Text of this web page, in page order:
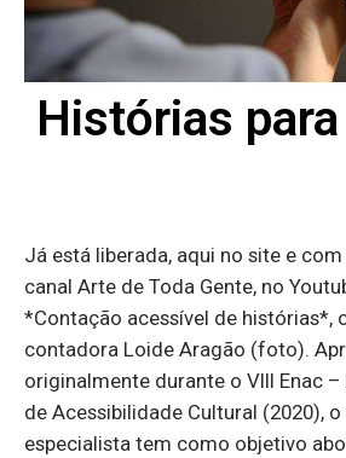
Histórias
Já está liberada, aqui no site e
canal Arte de Toda Gente, no
*Contação acessível de histórias*,
contadora Loide Aragão (foto).
originalmente durante o VIII Enac
de Acessibilidade Cultural (2020),
especialista tem como objetivo